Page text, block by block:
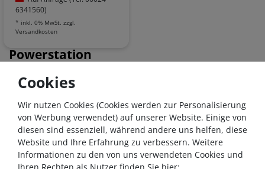
6341560)
* inkl. 0% MwSt. zzgl.
Versandkosten
Powerstation
- 3 %
Cookies
Wir nutzen Cookies (Cookies werden zur Personalisierung
von Werbung verwendet) auf unserer Website. Einige von
diesen sind essenziell, während andere uns helfen, diese
Website und Ihre Erfahrung zu verbessern. Weitere
Informationen zu den von uns verwendeten Cookies und
Ihren Rechten als Nutzer finden Sie hier: